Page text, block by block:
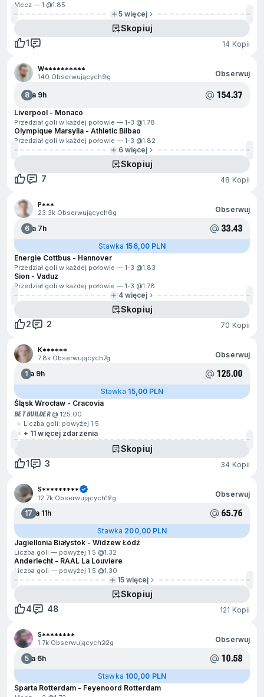
Mecz — 1 @1.85
5 więcej
Skopiuj
1
14 Kopii
W**********
140 Obserwujących9g Obserwuj
8Za 9h 154.37
Liverpool - Monaco
Przedział goli w każdej połowie — 1-3 @1.78
Olympique Marsylia - Athletic Bilbao
Przedział goli w każdej połowie — 1-3 @1.82
6 więcej
Skopiuj
7
48 Kopii
P***
23.3k Obserwujących6g Obserwuj
6Za 7h 33.43
Stawka 156,00 PLN
Energie Cottbus - Hannover
Przedział goli w każdej połowie — 1-3 @1.83
Sion - Vaduz
Przedział goli w każdej połowie — 1-3 @1.78
4 więcej
Skopiuj
2
2 70 Kopii
K******
7.8k Obserwujących7g Obserwuj
1Za 9h 125.00
Stawka 15,00 PLN
Śląsk Wrocław - Cracovia
BET BUILDER@ 125.00
Liczba goli: powyżej 1.5
+ 11 więcej zdarzenia
Skopiuj
1
3 34 Kopii
S*********
12.7k Obserwujących12g Obserwuj
17Za 11h 65.76
Stawka 200,00 PLN
Jagiellonia Białystok - Widzew Łódź
Liczba goli — powyżej 1.5 @1.32
Anderlecht - RAAL La Louviere
Liczba goli — powyżej 1.5 @1.30
15 więcej
Skopiuj
4
48 121 Kopii
S********
1.7k Obserwujących22g Obserwuj
5Za 6h 10.58
Stawka 100,00 PLN
Sparta Rotterdam - Feyenoord Rotterdam